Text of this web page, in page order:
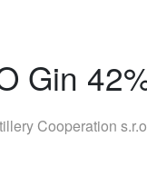
Gin
Cooperation